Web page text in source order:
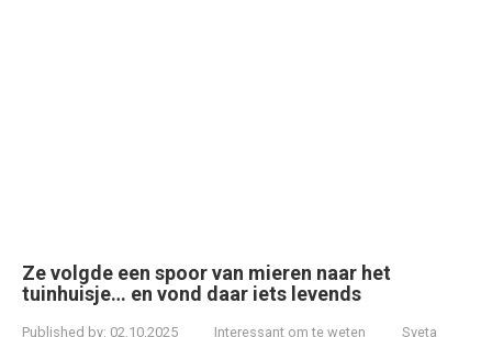
Ze volgde een spoor van mieren naar het
tuinhuisje… en vond daar iets levends
Published by: 02.10.2025 Interessant om te weten Sveta